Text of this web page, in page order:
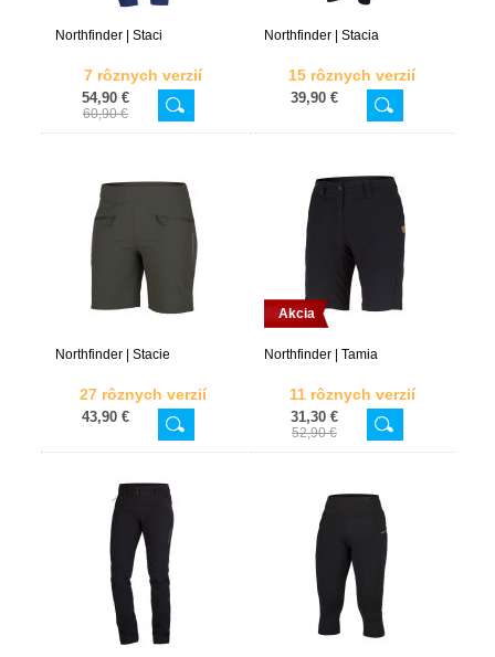
Northfinder | Staci
7 rôznych verzií
54,90 €
60,90 €
Northfinder | Stacia
15 rôznych verzií
39,90 €
Northfinder | Stacie
27 rôznych verzií
43,90 €
Akcia
Northfinder | Tamia
11 rôznych verzií
31,30 €
52,90 €